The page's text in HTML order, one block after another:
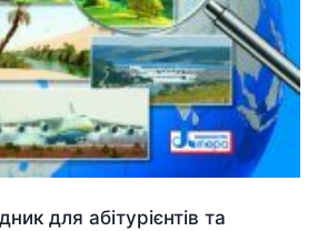
для абітурієнтів та